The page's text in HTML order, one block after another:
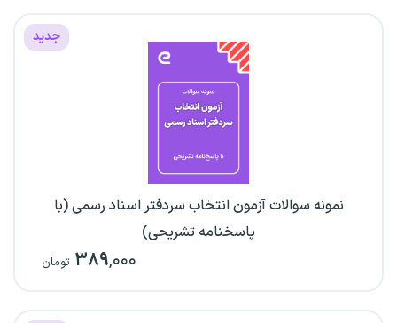
جدید
نمونه سوالات آزمون انتخاب سردفتر اسناد رسمی (با
پاسخنامه تشریحی)
۳۸۹,۰۰۰ تومان